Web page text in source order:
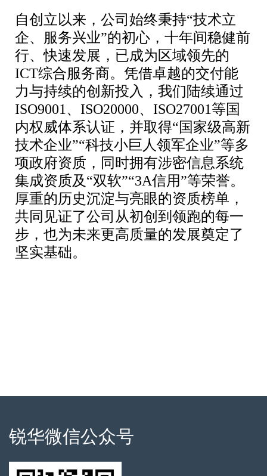
自创立以来，公司始终秉持“技术立
企、服务兴业”的初心，十年间稳健前
行、快速发展，已成为区域领先的
ICT综合服务商。凭借卓越的交付能
力与持续的创新投入，我们陆续通过
ISO9001、ISO20000、ISO27001等国
内权威体系认证，并取得“国家级高新
技术企业”“科技小巨人领军企业”等多
项政府资质，同时拥有涉密信息系统
集成资质及“双软”“3A信用”等荣誉。
厚重的历史沉淀与亮眼的资质榜单，
共同见证了公司从初创到领跑的每一
步，也为未来更高质量的发展奠定了
坚实基础。
锐华微信公众号